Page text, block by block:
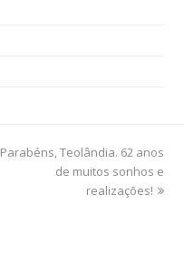
next
Parabéns, Teolândia. 62 anos
de muitos sonhos e
realizações!